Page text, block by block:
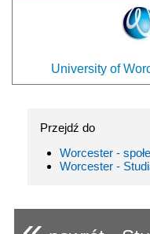
University of
Przejdź do
Worcester -
Worcester -